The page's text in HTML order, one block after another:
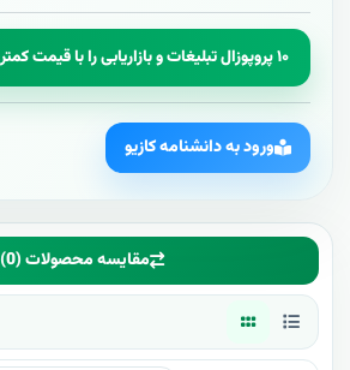
۱۰ پروپوزال تبلیغات و بازاریابی را با قیمت کمتر، یکجا دانلود کنید!
ورود به دانشنامه کازیو
مقایسه محصولات (0)